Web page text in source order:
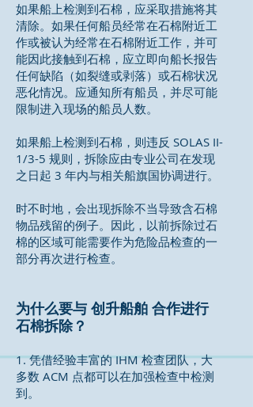
如果船上检测到石棉，应采取措施将其
清除。如果任何船员经常在石棉附近工
作或被认为经常在石棉附近工作，并可
能因此接触到石棉，应立即向船长报告
任何缺陷（如裂缝或剥落）或石棉状况
恶化情况。应通知所有船员，并尽可能
限制进入现场的船员人数。
如果船上检测到石棉，则违反 SOLAS II-
1/3-5 规则，拆除应由专业公司在发现
之日起 3 年内与相关船旗国协调进行。
时不时地，会出现拆除不当导致含石棉
物品残留的例子。因此，以前拆除过石
棉的区域可能需要作为危险品检查的一
部分再次进行检查。
为什么要与 创升船舶 合作进行
石棉拆除？
1. 凭借经验丰富的 IHM 检查团队，大
多数 ACM 点都可以在加强检查中检测
到。